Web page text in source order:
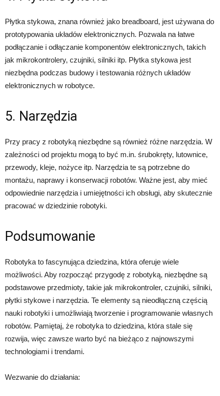
Płytka stykowa, znana również jako breadboard, jest używana do
prototypowania układów elektronicznych. Pozwala na łatwe
podłączanie i odłączanie komponentów elektronicznych, takich
jak mikrokontrolery, czujniki, silniki itp. Płytka stykowa jest
niezbędna podczas budowy i testowania różnych układów
elektronicznych w robotyce.
5. Narzędzia
Przy pracy z robotyką niezbędne są również różne narzędzia. W
zależności od projektu mogą to być m.in. śrubokręty, lutownice,
przewody, kleje, nożyce itp. Narzędzia te są potrzebne do
montażu, naprawy i konserwacji robotów. Ważne jest, aby mieć
odpowiednie narzędzia i umiejętności ich obsługi, aby skutecznie
pracować w dziedzinie robotyki.
Podsumowanie
Robotyka to fascynująca dziedzina, która oferuje wiele
możliwości. Aby rozpocząć przygodę z robotyką, niezbędne są
podstawowe przedmioty, takie jak mikrokontroler, czujniki, silniki,
płytki stykowe i narzędzia. Te elementy są nieodłączną częścią
nauki robotyki i umożliwiają tworzenie i programowanie własnych
robotów. Pamiętaj, że robotyka to dziedzina, która stale się
rozwija, więc zawsze warto być na bieżąco z najnowszymi
technologiami i trendami.
Wezwanie do działania: